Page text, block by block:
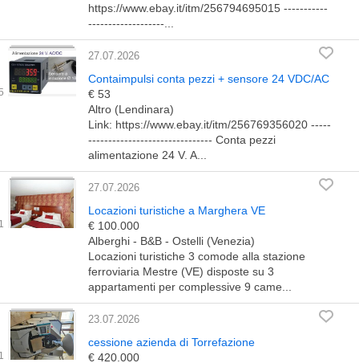
https://www.ebay.it/itm/256794695015 -----------
-------------------...
27.07.2026
Contaimpulsi conta pezzi + sensore 24 VDC/AC
€ 53
Altro (Lendinara)
Link: https://www.ebay.it/itm/256769356020 -----
------------------------------- Conta pezzi
alimentazione 24 V. A...
27.07.2026
Locazioni turistiche a Marghera VE
€ 100.000
Alberghi - B&B - Ostelli (Venezia)
Locazioni turistiche 3 comode alla stazione
ferroviaria Mestre (VE) disposte su 3
appartamenti per complessive 9 came...
23.07.2026
cessione azienda di Torrefazione
€ 420.000